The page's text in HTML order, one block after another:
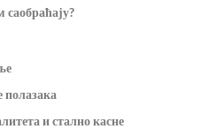
саобраћају?
полазака
и стално касне